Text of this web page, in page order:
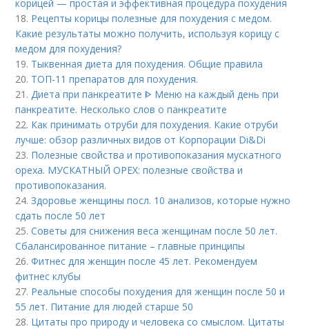
корицей — простая и эффективная процедура похудения
18. Рецепты корицы полезные для похудения с медом.
Какие результаты можно получить, используя корицу с
медом для похудения?
19. Тыквенная диета для похудения. Общие правила
20. ТОП-11 препаратов для похудения.
21.Диета при панкреатите ᐈ Меню на каждый день при
панкреатите. Несколько слов о панкреатите
22. Как принимать отруби для похудения. Какие отруби
лучше: обзор различных видов от Корпорации Di&Di
23. Полезные свойства и противопоказания мускатного
ореха. МУСКАТНЫЙ ОРЕХ: полезные свойства и
противопоказания.
24.Здоровье женщины посл. 10 анализов, которые нужно
сдать после 50 лет
25.Советы для снижения веса женщинам после 50 лет.
Сбалансированное питание – главные принципы
26.Фитнес для женщин после 45 лет. Рекомендуем
фитнес клубы
27. Реальные способы похудения для женщин после 50 и
55 лет. Питание для людей старше 50
28. Цитаты про природу и человека со смыслом. Цитаты